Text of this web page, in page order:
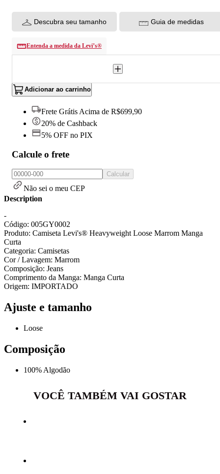
Descubra seu tamanho Guia de medidas
Entenda a medida da Levi’s®
Adicionar ao carrinho
Frete Grátis Acima de R$699,90
20% de Cashback
5% OFF no PIX
Calcule o frete
Calcular
Não sei o meu CEP
Description
-
Código: 005GY0002
Produto: Camiseta Levi's® Heavyweight Loose Marrom Manga
Curta
Categoria: Camisetas
Cor / Lavagem: Marrom
Composição: Jeans
Comprimento da Manga: Manga Curta
Origem: IMPORTADO
Ajuste e tamanho
Loose
Composição
100% Algodão
VOCÊ TAMBÉM VAI GOSTAR